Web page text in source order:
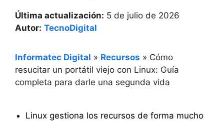
Última actualización: 5 de julio de 2026
Autor: TecnoDigital
Informatec Digital » Recursos » Cómo
resucitar un portátil viejo con Linux: Guía
completa para darle una segunda vida
Linux gestiona los recursos de forma mucho